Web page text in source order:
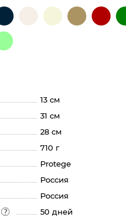
13 см
31 см
28 см
710 г
Protege
Россия
Россия
50 дней